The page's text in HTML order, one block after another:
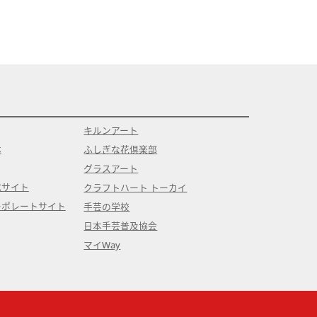
容確認の為に着払いでご返送いただきます。ご了承く
イト
レートサイト
キルンアート
ふしぎな花倶楽部
グラスアート
クラフトハート トーカイ
手芸の学校
日本手芸普及協会
マイWay